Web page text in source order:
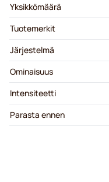
Yksikkömäärä
Tuotemerkit
Järjestelmä
Ominaisuus
Intensiteetti
Parasta ennen